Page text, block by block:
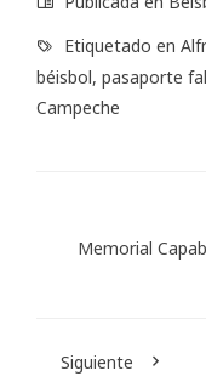
Etiquetado en
béisbol, pasaporte
Campeche
Memorial
Siguiente